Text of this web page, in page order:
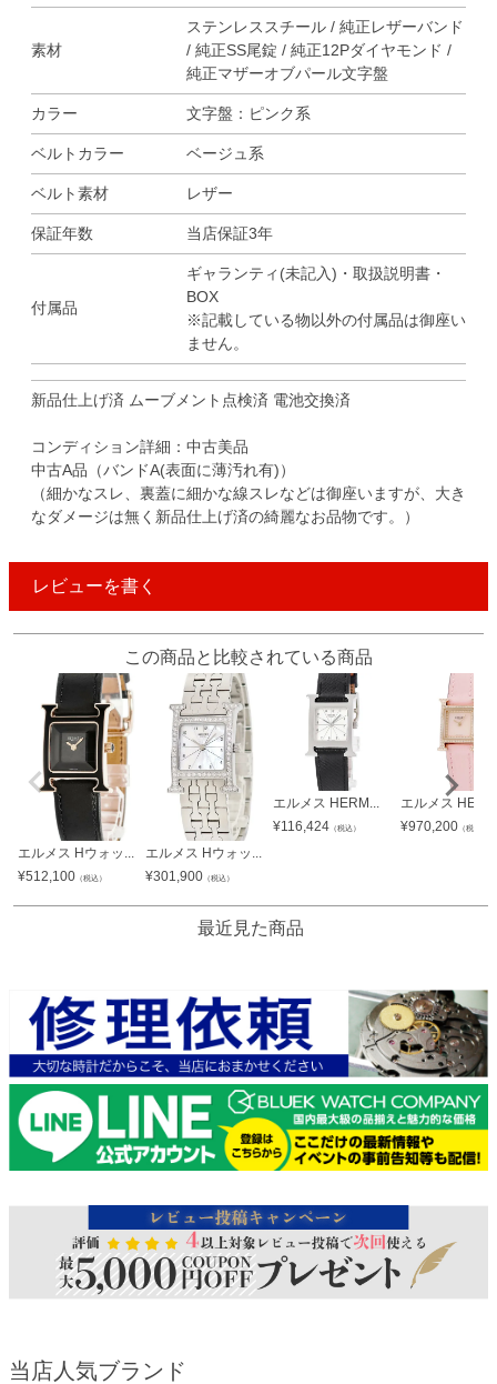
素材
ステンレススチール / 純正レザーバンド
/ 純正SS尾錠 / 純正12Pダイヤモンド /
純正マザーオブパール文字盤
カラー 文字盤：ピンク系
ベルトカラー ベージュ系
ベルト素材 レザー
保証年数 当店保証3年
付属品
ギャランティ(未記入)・取扱説明書・
BOX
※記載している物以外の付属品は御座い
ません。
新品仕上げ済 ムーブメント点検済 電池交換済
コンディション詳細：中古美品
中古A品（バンドA(表面に薄汚れ有)）
（細かなスレ、裏蓋に細かな線スレなどは御座いますが、大き
なダメージは無く新品仕上げ済の綺麗なお品物です。）
レビューを書く
この商品と比較されている商品
エルメス Hウォッ...
¥512,100 （税込）
エルメス Hウォッ...
¥301,900 （税込）
エルメス HERM...
¥116,424 （税込）
エルメス
¥970,200 （税込）
最近見た商品
当店人気ブランド